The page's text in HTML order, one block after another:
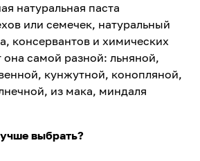
натуральная паста
или семечек, натуральный
консервантов и химических
самой разной: льняной,
кунжутной, конопляной,
из мака, миндаля
выбрать?